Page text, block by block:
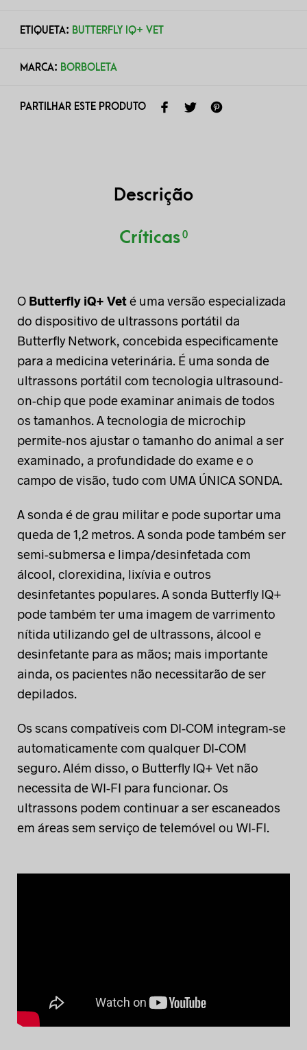
ETIQUETA: BUTTERFLY IQ+ VET
MARCA: BORBOLETA
PARTILHAR ESTE PRODUTO
Descrição
Críticas0
O Butterfly iQ+ Veté uma versão especializada
do dispositivo de ultrassons portátil da
Butterfly Network, concebida especificamente
para a medicina veterinária. É uma sonda de
ultrassons portátil com tecnologia ultrasound-
on-chip que pode examinar animais de todos
os tamanhos. A tecnologia de microchip
permite-nos ajustar o tamanho do animal a ser
examinado, a profundidade do exame e o
campo de visão, tudo com UMA ÚNICA SONDA.
A sonda é de grau militar e pode suportar uma
queda de 1,2 metros. A sonda pode também ser
semi-submersa e limpa/desinfetada com
álcool, clorexidina, lixívia e outros
desinfetantes populares. A sonda Butterfly IQ+
pode também ter uma imagem de varrimento
nítida utilizando gel de ultrassons, álcool e
desinfetante para as mãos; mais importante
ainda, os pacientes não necessitarão de ser
depilados.
Os scans compatíveis com DI-COM integram-se
automaticamente com qualquer DI-COM
seguro. Além disso, o Butterfly IQ+ Vet não
necessita de WI-FI para funcionar. Os
ultrassons podem continuar a ser escaneados
em áreas sem serviço de telemóvel ou WI-FI.